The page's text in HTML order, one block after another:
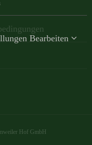
Hof GmbH
Bearbeiten